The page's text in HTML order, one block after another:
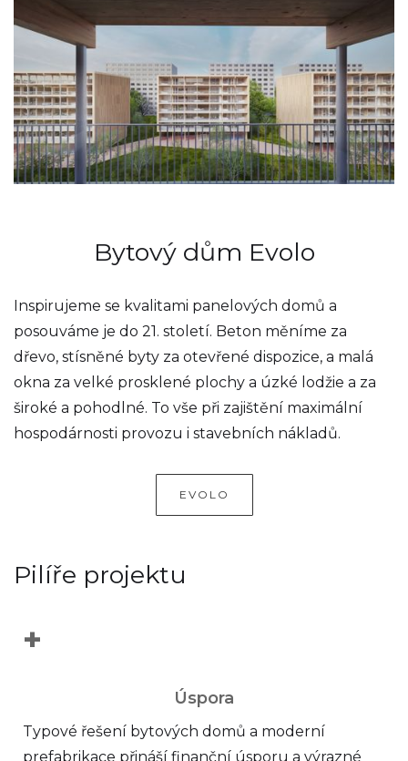
Bytový dům Evolo
Inspirujeme se kvalitami panelových domů a
posouváme je do 21. století. Beton měníme za
dřevo, stísněné byty za otevřené dispozice, a malá
okna za velké prosklené plochy a úzké lodžie a za
široké a pohodlné. To vše při zajištění maximální
hospodárnosti provozu i stavebních nákladů.
EVOLO
Pilíře projektu
+
Úspora
Typové řešení bytových domů a moderní
prefabrikace přináší finanční úsporu a výrazné